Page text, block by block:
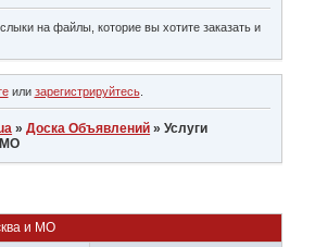
на файлы, которие вы хотите заказать и
или зарегистрируйтесь.
»Доска Объявлений »Услуги
МО
и МО